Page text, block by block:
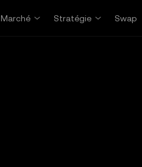
Marché Stratégie Swap